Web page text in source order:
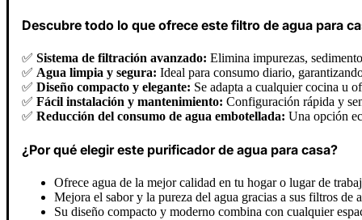
Descubre todo lo que ofrece este filtro de agua para
✅ Sistema de filtración avanzado: Elimina impurezas,
✅ Agua limpia y segura: Ideal para consumo diario,
✅ Diseño compacto y elegante: Se adapta a cualquier cocina u
✅ Fácil instalación y mantenimiento: Configuración rápida y
✅ Reducción del consumo de agua embotellada: Una opción
¿Por qué elegir este purificador de agua para casa?
Ofrece agua de la mejor calidad en tu hogar o lugar de
Mejora el sabor y la pureza del agua gracias a sus filtros de
Su diseño compacto y moderno combina con cualquier